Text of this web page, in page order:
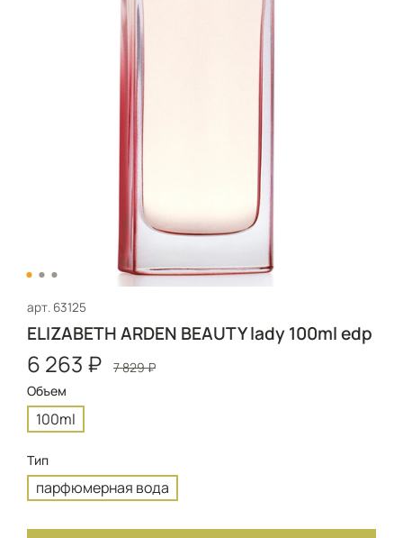
арт. 63125
ELIZABETH ARDEN BEAUTY lady 100ml edp
6 263 ₽
7 829 ₽
Объем
100ml
Тип
парфюмерная вода